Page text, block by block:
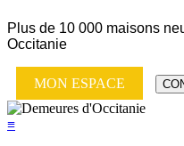
Plus de 10 000 maisons
Occitanie
MON ESPACE
≡